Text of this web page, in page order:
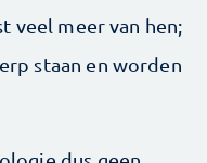
veel meer van hen;
staan en worden